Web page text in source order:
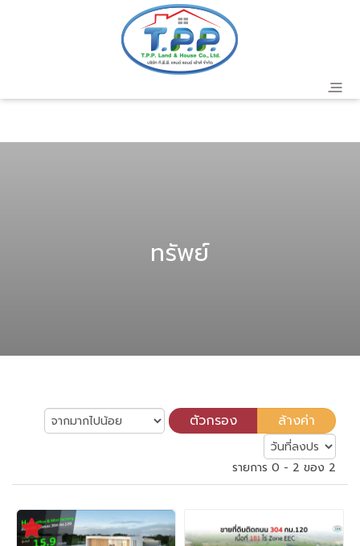
ทรัพย์
รายการ 0 - 2 ของ 2